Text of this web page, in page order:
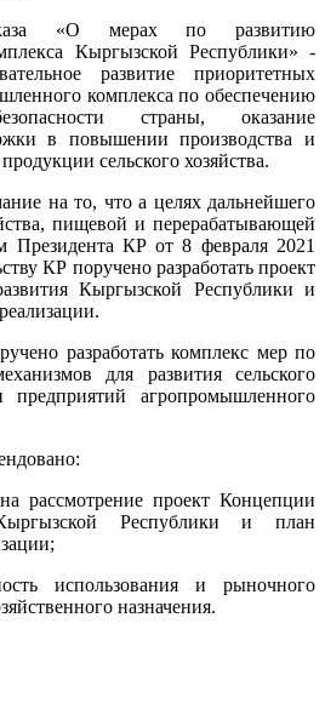
«О мерах по развитию
Кыргызской Республики» -
развитие приоритетных
комплекса по обеспечению
страны, оказание
в повышении производства и
сельского хозяйства.
на то, что а целях дальнейшего
пищевой и перерабатывающей
Президента КР от 8 февраля 2021
КР поручено разработать проект
Кыргызской Республики и
разработать комплекс мер по
для развития сельского
предприятий агропромышленного
рассмотрение проект Концепции
Республики и план
использования и рыночного
назначения.